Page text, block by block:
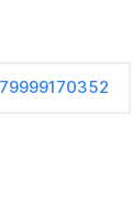
79999170352